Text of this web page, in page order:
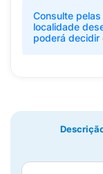
Consulte
localidade
poderá decidir